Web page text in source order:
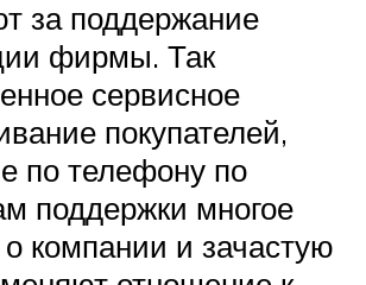
за поддержание
фирмы. Так
сервисное
покупателей,
по телефону по
поддержки многое
о компании и зачастую